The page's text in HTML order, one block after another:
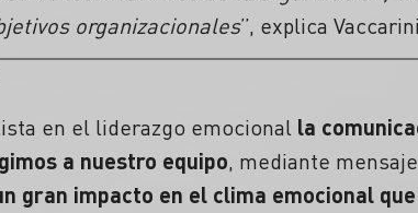
organizacionales”, explica
en el liderazgo emocional la
a nuestro equipo, mediante
gran impacto en el clima emocional